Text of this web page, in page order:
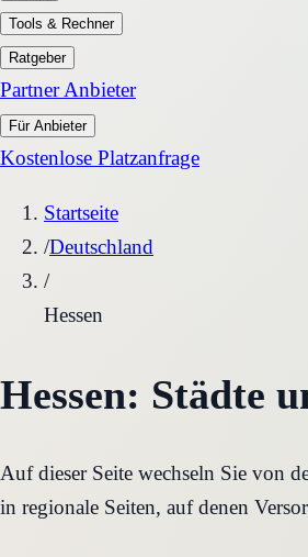
Tools & Rechner
Ratgeber
Partner Anbieter
Für Anbieter
Kostenlose Platzanfrage
Startseite
/Deutschland
/
Hessen
Hessen: Städte
Auf dieser Seite wechseln Sie von
in regionale Seiten, auf denen